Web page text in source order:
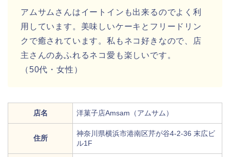
アムサムさんはイートインも出来るのでよく利
用しています。美味しいケーキとフリードリン
クで癒されています。私もネコ好きなので、店
主さんのあふれるネコ愛も楽しいです。
（50代・女性）
店名 洋菓子店Amsam（アムサム）
住所
神奈川県横浜市港南区芹が谷4-2-36 末広ビ
ル1F